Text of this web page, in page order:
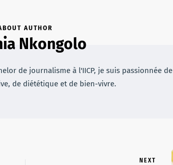
AUTHOR
Nkongolo
de journalisme à l'IICP, je suis passionnée de
de diététique et de bien-vivre.
NEXT